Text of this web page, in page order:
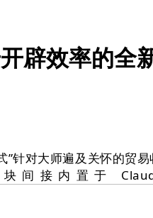
辟效率的全
对大师遍及关怀的贸易
间接内置于